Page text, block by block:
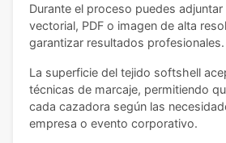
Durante el proceso puedes
vectorial, PDF o imagen de alta
garantizar resultados profesionales.
La superficie del tejido softshell
técnicas de marcaje, permitiendo
cada cazadora según las
empresa o evento corporativo.